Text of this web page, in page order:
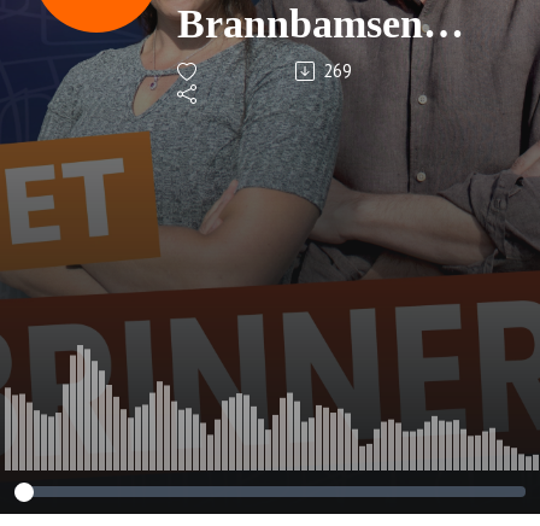
Brannbamsen
Bjørnis
269